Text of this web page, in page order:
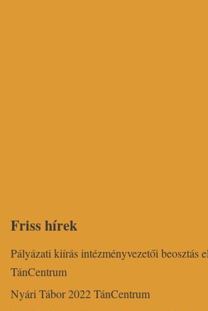
Friss hírek
Pályázati kiírás intézményvezetői beosztás
TánCentrum
Nyári Tábor 2022 TánCentrum